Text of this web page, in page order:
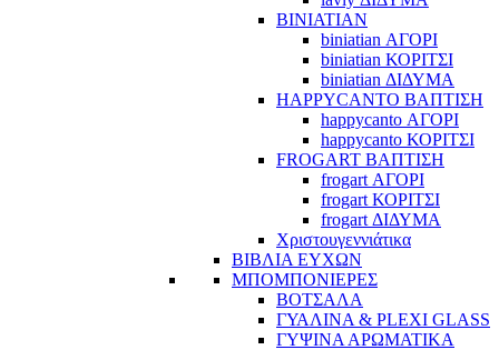
BINIATIAN
biniatian ΑΓΟΡΙ
biniatian ΚΟΡΙΤΣΙ
biniatian ΔΙΔΥΜΑ
HAPPYCANTO ΒΑΠΤΙΣΗ
happycanto ΑΓΟΡΙ
happycanto ΚΟΡΙΤΣΙ
FROGART ΒΑΠΤΙΣΗ
frogart ΑΓΟΡΙ
frogart ΚΟΡΙΤΣΙ
frogart ΔΙΔΥΜΑ
Χριστουγεννιάτικα
ΒΙΒΛΙΑ ΕΥΧΩΝ
ΜΠΟΜΠΟΝΙΕΡΕΣ
ΒΟΤΣΑΛΑ
ΓΥΑΛΙΝΑ & PLEXI GLASS
ΓΥΨΙΝΑ ΑΡΩΜΑΤΙΚΑ